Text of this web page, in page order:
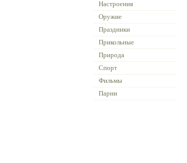
Настроения
Оружие
Праздники
Прикольные
Природа
Спорт
Фильмы
Парни